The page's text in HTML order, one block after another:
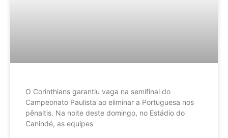
O Corinthians garantiu vaga na semifinal do
Campeonato Paulista ao eliminar a Portuguesa nos
pênaltis. Na noite deste domingo, no Estádio do
Canindé, as equipes